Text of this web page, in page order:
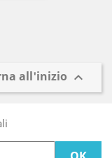
all'inizio 